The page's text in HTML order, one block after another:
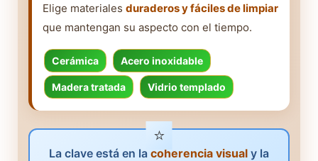
Elige materiales duraderos y fáciles de limpiar
que mantengan su aspecto con el tiempo.
Cerámica Acero inoxidable
Madera tratada Vidrio templado
La clave está en la coherencia visual y la